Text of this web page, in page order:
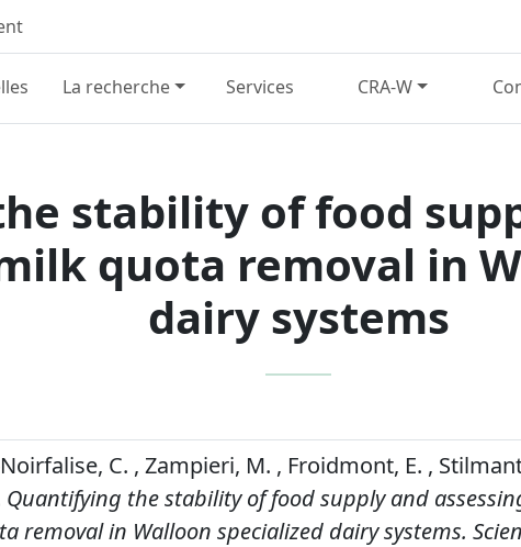
La recherche Services CRA-W
stability of food
quota removal in
dairy systems
C. , Zampieri, M. , Froidmont, E. ,
Quantifying the stability of food supply and
removal in Walloon specialized dairy systems.